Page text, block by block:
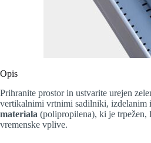
Opis
Prihranite prostor in ustvarite urejen
vertikalnimi vrtnimi sadilniki, izdelanim
materiala (polipropilena), ki je trpežen,
vremenske vplive.